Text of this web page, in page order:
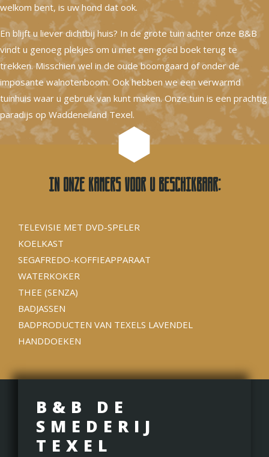
welkom bent, is uw hond dat ook.
En blijft u liever dichtbij huis? In de grote tuin achter onze B&B
vindt u genoeg plekjes om u met een goed boek terug te
trekken. Misschien wel in de oude boomgaard of onder de
imposante walnotenboom. Ook hebben we een verwarmd
tuinhuis waar u gebruik van kunt maken. Onze tuin is een prachtig
paradijs op Waddeneiland Texel.
In onze kamers voor u beschikbaar:
TELEVISIE MET DVD-SPELER
KOELKAST
SEGAFREDO-KOFFIEAPPARAAT
WATERKOKER
THEE (SENZA)
BADJASSEN
BADPRODUCTEN VAN TEXELS LAVENDEL
HANDDOEKEN
B&B DE
SMEDERIJ
TEXEL